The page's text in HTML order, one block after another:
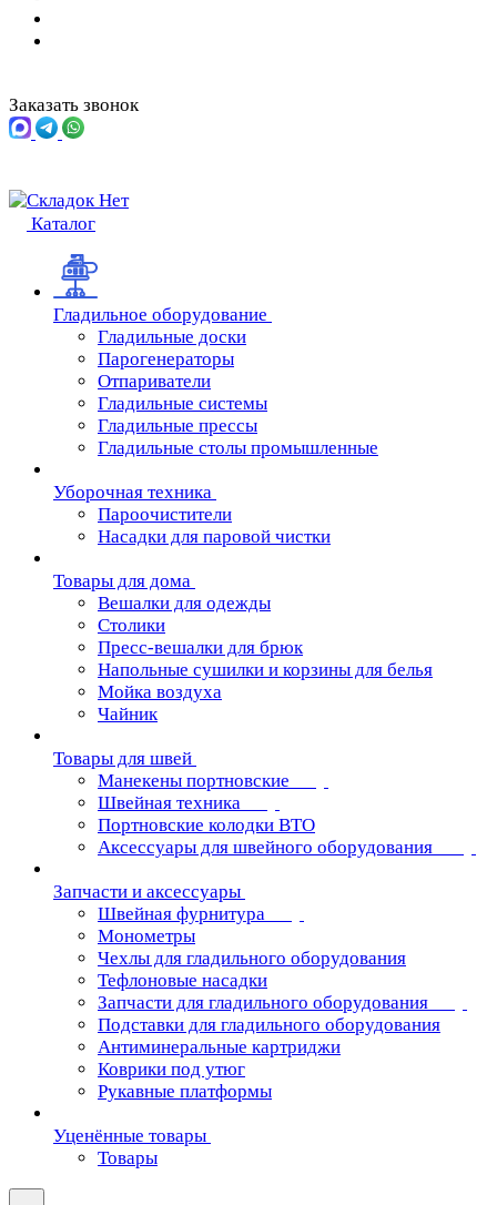
Заказать звонок
Каталог
Гладильное оборудование
Гладильные доски
Парогенераторы
Отпариватели
Гладильные системы
Гладильные прессы
Гладильные столы промышленные
Уборочная техника
Пароочистители
Насадки для паровой чистки
Товары для дома
Вешалки для одежды
Столики
Пресс-вешалки для брюк
Напольные сушилки и корзины для белья
Мойка воздуха
Чайник
Товары для швей
Манекены портновские
Швейная техника
Портновские колодки ВТО
Аксессуары для швейного оборудования
Запчасти и аксессуары
Швейная фурнитура
Монометры
Чехлы для гладильного оборудования
Тефлоновые насадки
Запчасти для гладильного оборудования
Подставки для гладильного оборудования
Антиминеральные картриджи
Коврики под утюг
Рукавные платформы
Уценённые товары
Товары